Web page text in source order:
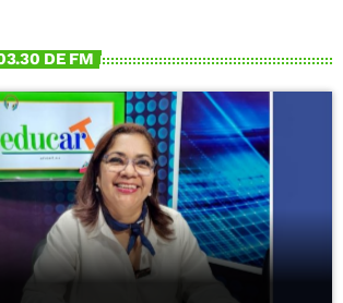
y podrás aprender sobre
de astronomía popular como
asteroides, agujeros negros y
de agosto. Puedes registrarte y
más sobre el curso en la página
www.irya.unam.mx/web/es/divulg
el IRyA, UNAM El
de Radioastronomía y Astrofísica
UNAM (IRyA) es una entidad
de la UNAM Campus Morelia
DE FM